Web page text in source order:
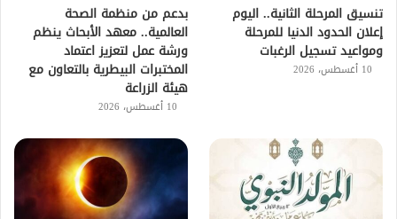
تنسيق المرحلة الثانية.. اليوم
إعلان الحدود الدنيا للمرحلة
ومواعيد تسجيل الرغبات
10 أغسطس، 2026
بدعم من منظمة الصحة
العالمية.. معهد الأبحاث ينظم
ورشة عمل لتعزيز اعتماد
المختبرات البيطرية بالتعاون مع
هيئة الزراعة
10 أغسطس، 2026